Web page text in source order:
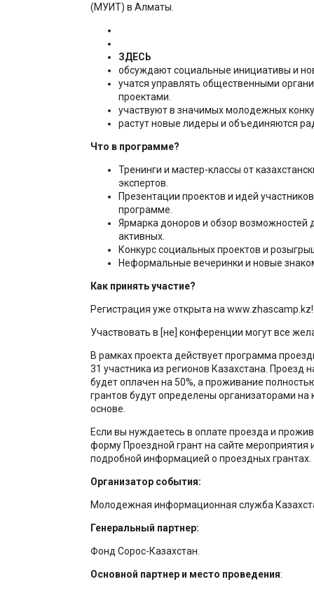
(МУИТ) в Алматы.
ЗДЕСЬ
обсуждают социальные инициативы и
учатся управлять общественными
проектами.
участвуют в значимых молодежных
растут новые лидеры и объединяются
Что в программе?
Тренинги и мастер-классы от
экспертов.
Презентации проектов и идей
программе.
Ярмарка доноров и обзор возможностей
активных.
Конкурс социальных проектов и
Неформальные вечеринки и новые
Как принять участие?
Регистрация уже открыта на www.zhascamp.kz!
Участвовать в [не] конференции могут все
В рамках проекта действует программа
31 участника из регионов Казахстана. Проезд
будет оплачен на 50%, а проживание
грантов будут определены организаторами на
основе.
Если вы нуждаетесь в оплате проезда и
форму Проездной грант на сайте мероприятия
подробной информацией о проездных грантах.
Организатор события:
Молодежная информационная служба
Генеральный партнер:
Фонд Сорос-Казахстан.
Основной партнер и место проведения: